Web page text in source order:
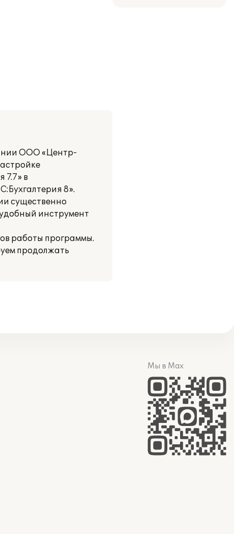
ООО «Центр-
7.7» в
8».
существенно
инструмент
работы программы.
продолжать
Мы в Max